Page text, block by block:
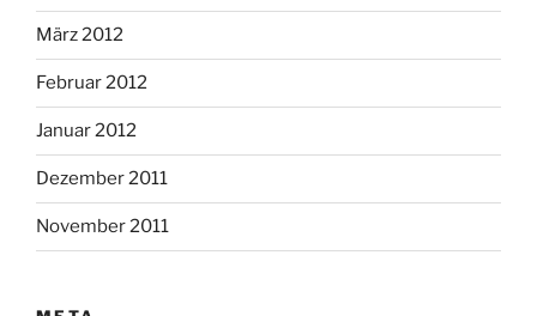
März 2012
Februar 2012
Januar 2012
Dezember 2011
November 2011